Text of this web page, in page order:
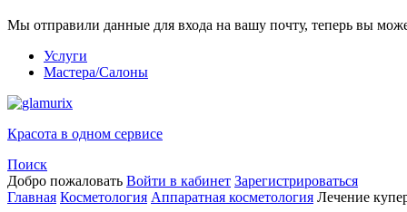
Мы отправили данные для входа на вашу почту, теперь вы
Услуги
Мастера/Салоны
Красота в одном сервисе
Поиск
Добро пожаловать Войти в кабинет Зарегистрироваться
Главная Косметология Аппаратная косметология Лечение